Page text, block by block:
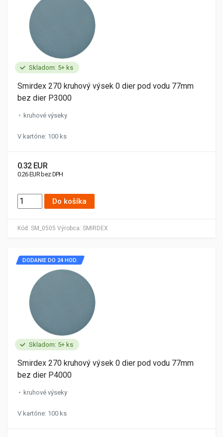
Skladom: 5+ ks
Kód: SM_0505 Výrobca: SMIRDEX
Smirdex 270 kruhový výsek 0 dier pod vodu 77mm
bez dier P3000
kruhové výseky
V kartóne: 100 ks
0.32 EUR
0.26 EUR bez DPH
Do košíka
Skladom: 5+ ks
DODANIE DO 24 HOD.
Smirdex 270 kruhový výsek 0 dier pod vodu 77mm
bez dier P4000
kruhové výseky
V kartóne: 100 ks